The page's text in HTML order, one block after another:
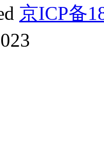
京ICP备